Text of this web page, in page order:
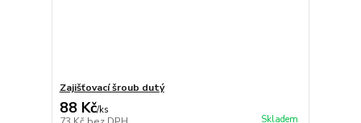
Zajišťovací šroub dutý
88 Kč/ks
Skladem